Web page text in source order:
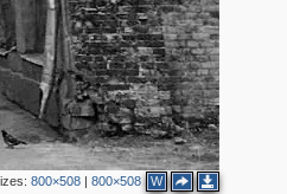
800×508| 800×508 W